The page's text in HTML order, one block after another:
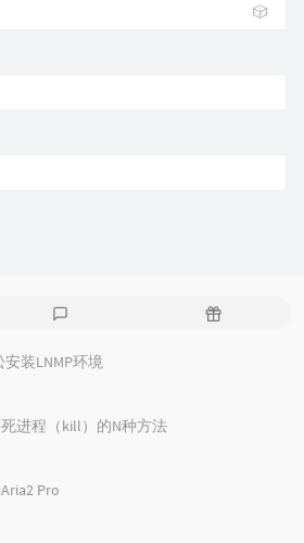
🎲
评
论
随
安装LNMP环境
死进程（kill）的N种方法
Pro